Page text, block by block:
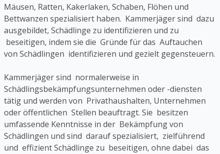
Mäusen, Ratten, Kakerlaken, Schaben, Flöhen und
Bettwanzen spezialisiert haben. Kammerjäger sind dazu
ausgebildet, Schädlinge zu identifizieren und zu
beseitigen, indem sie die Gründe für das Auftauchen
von Schädlingen identifizieren und gezielt gegensteuern.
Kammerjäger sind normalerweise in
Schädlingsbekämpfungsunternehmen oder -diensten
tätig und werden von Privathaushalten, Unternehmen
oder öffentlichen Stellen beauftragt. Sie besitzen
umfassende Kenntnisse in der Bekämpfung von
Schädlingen und sind darauf spezialisiert, zielführend
und effizient Schädlinge zu beseitigen, ohne dabei das